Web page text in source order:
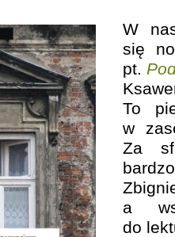
W
się
pt.
To
w
Za
a
do